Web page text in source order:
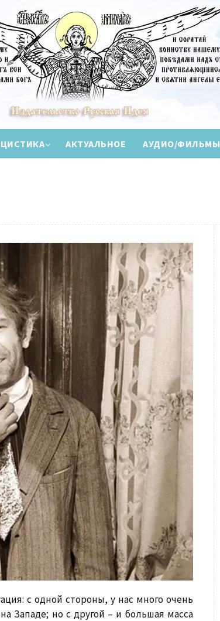
АКТУАЛЬНОЕ АУДИО/ФИЛЬМЫ
с одной стороны, у нас много очень
Западе; но с другой – и большая масса